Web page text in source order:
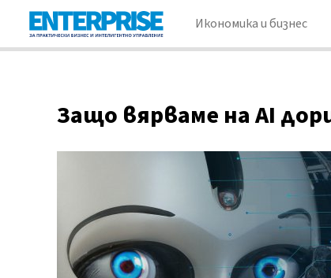
Икономика и бизнес
Защо вярваме на AI